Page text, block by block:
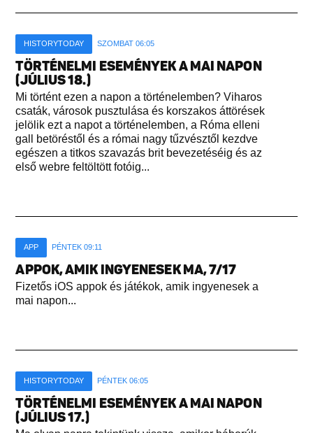
HISTORYTODAY SZOMBAT 06:05
TÖRTÉNELMI ESEMÉNYEK A MAI NAPON
(JÚLIUS 18.)
Mi történt ezen a napon a történelemben? Viharos
csaták, városok pusztulása és korszakos áttörések
jelölik ezt a napot a történelemben, a Róma elleni
gall betöréstől és a római nagy tűzvésztől kezdve
egészen a titkos szavazás brit bevezetéséig és az
első webre feltöltött fotóig...
APP PÉNTEK 09:11
APPOK, AMIK INGYENESEK MA, 7/17
Fizetős iOS appok és játékok, amik ingyenesek a
mai napon...
HISTORYTODAY PÉNTEK 06:05
TÖRTÉNELMI ESEMÉNYEK A MAI NAPON
(JÚLIUS 17.)